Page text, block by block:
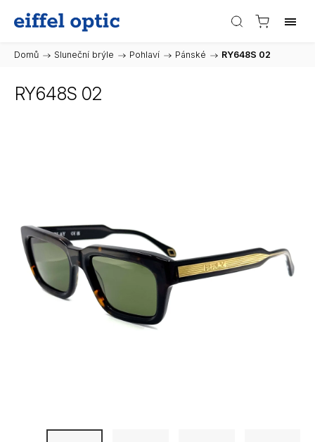
Domů / Sluneční brýle / Pohlaví / Pánské / RY648S 02
RY648S 02